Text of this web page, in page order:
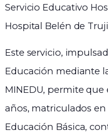
Servicio Educativo
Hospital Belén de
Este servicio,
Educación mediante la
MINEDU, permite
años, matriculados
Educación Básica,